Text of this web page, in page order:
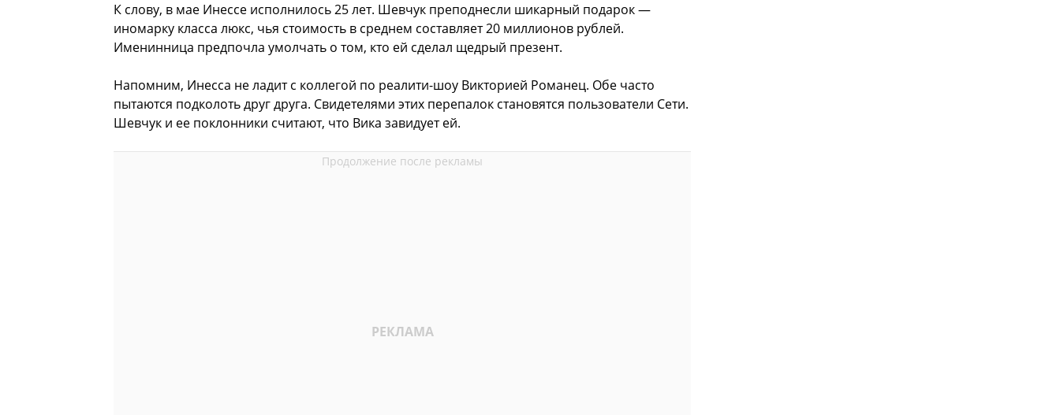
К слову, в мае Инессе исполнилось 25 лет. Шевчук преподнесли шикарный подарок —
иномарку класса люкс, чья стоимость в среднем составляет 20 миллионов рублей.
Именинница предпочла умолчать о том, кто ей сделал щедрый презент.
Напомним, Инесса не ладит с коллегой по реалити-шоу Викторией Романец. Обе часто
пытаются подколоть друг друга. Свидетелями этих перепалок становятся пользователи Сети.
Шевчук и ее поклонники считают, что Вика завидует ей.